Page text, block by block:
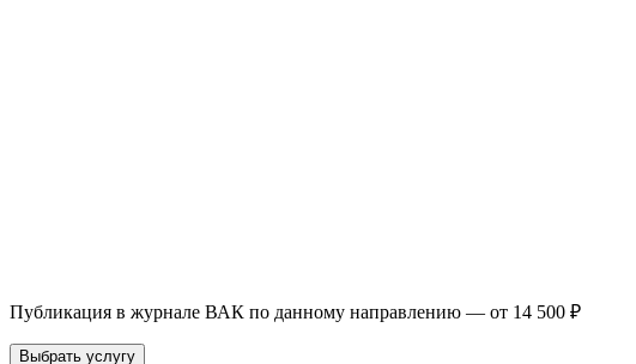
Публикация в журнале ВАК по данному направлению — от 14 500 ₽
Выбрать услугу